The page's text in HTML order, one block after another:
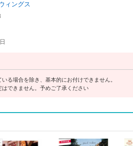
ィングス
る場合を除き、基本的にお付けできません。
できません。予めご了承ください